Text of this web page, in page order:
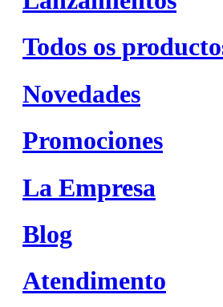
Todos os
Novedades
Promociones
La Empresa
Blog
Atendimento